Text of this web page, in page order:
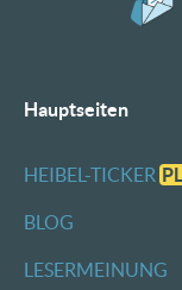
Hauptseiten
HEIBEL-TICKER
BLOG
LESERMEINUNG